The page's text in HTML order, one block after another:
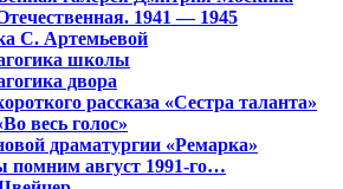
1941 — 1945
С. Артемьевой
школы
двора
рассказа «Сестра таланта»
весь голос»
драматургии «Ремарка»
август 1991-го…